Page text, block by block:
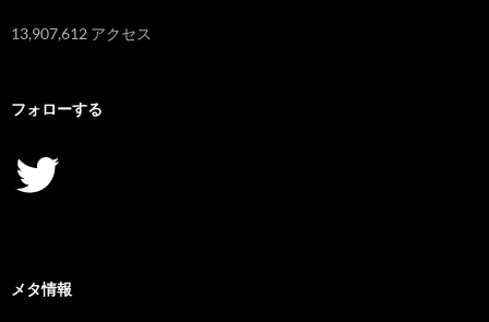
13,907,612 アクセス
フォローする
Twitter
メタ情報